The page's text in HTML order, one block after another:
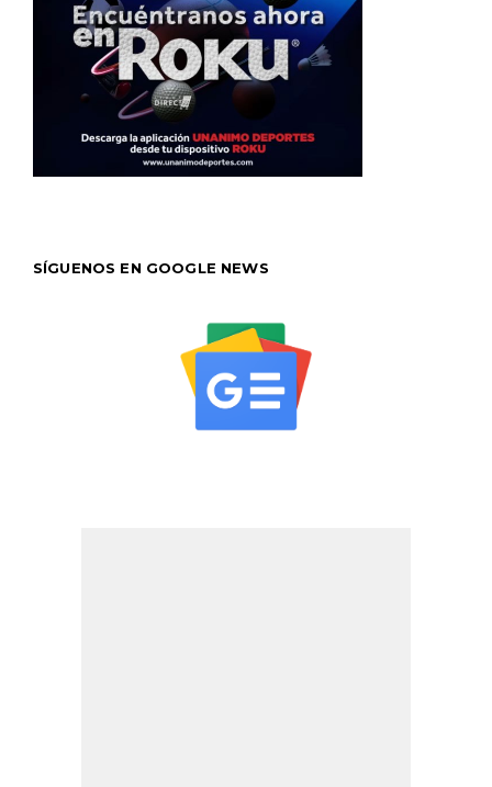
SÍGUENOS EN GOOGLE NEWS